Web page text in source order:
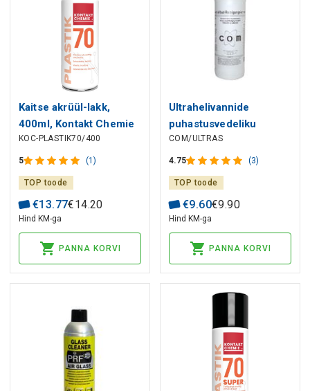
Kaitse akrüül-lakk,
400ml, Kontakt Chemie
KOC-PLASTIK70/400
5 (1)
TOP toode
€13.77€14.20
Hind KM-ga
PANNA KORVI
Ultrahelivannide
puhastusvedeliku
kontentraat COM 1l
COM/ULTRAS
4.75 (3)
TOP toode
€9.60€9.90
Hind KM-ga
PANNA KORVI